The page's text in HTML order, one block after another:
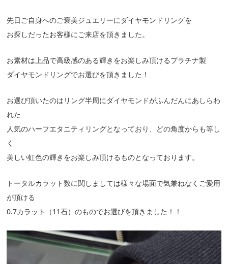
先日ご自身へのご褒美ジュエリーにダイヤモンドリングを
お探しだったお客様にご来店を頂きました。
お素材は上品で高級感のある輝きをお楽しみ頂けるプラチナ製
ダイヤモンドリングでお選びを頂きました！
お選び頂いたのはリング半周にダイヤモンドがふんだんにあしらわ
れた
人気のハーフエタニティリングとなっており、どの角度からも等し
く
美しい虹色の輝きをお楽しみ頂けるものとなっております。
トータルカラット数に関しましては様々な場面で気兼ねなくご愛用
が頂ける
0.7カラット（11石）のものでお選びを頂きました！！